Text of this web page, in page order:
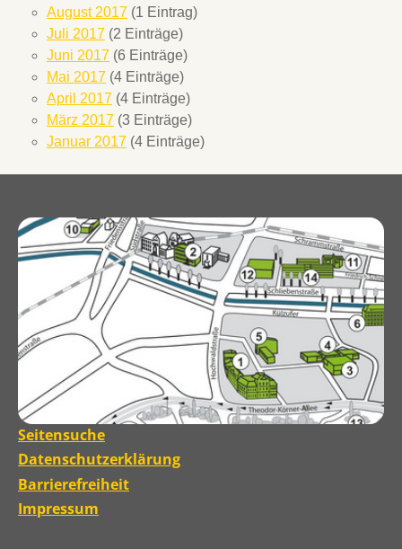
August 2017 (1 Eintrag)
Juli 2017 (2 Einträge)
Juni 2017 (6 Einträge)
Mai 2017 (4 Einträge)
April 2017 (4 Einträge)
März 2017 (3 Einträge)
Januar 2017 (4 Einträge)
Seitensuche
Datenschutzerklärung
Barrierefreiheit
Impressum